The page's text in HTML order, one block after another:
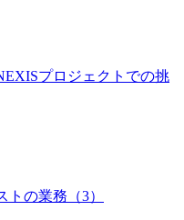
プロジェクトでの挑
の業務（3）